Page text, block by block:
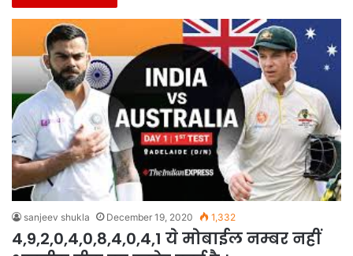
sanjeev shukla December 19, 2020 1,332
4,9,2,0,4,0,8,4,0,4,1 ये मोबाईल नम्बर नहीं